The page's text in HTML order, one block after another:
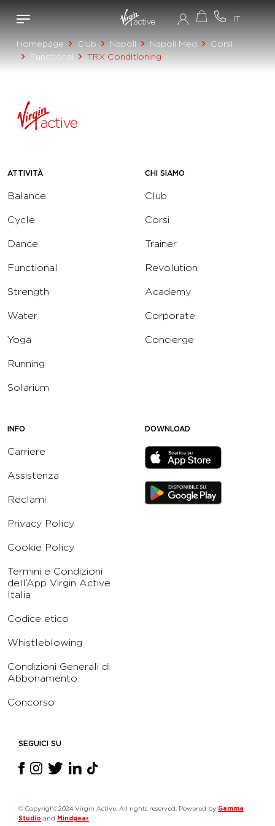
Homepage Club Napoli Napoli Med
Corsi
Functional
TRX Conditioning
ATTIVITÀ
Balance
Cycle
Dance
Functional
Strength
Water
Yoga
Running
Solarium
CHI SIAMO
Club
Corsi
Trainer
Revolution
Academy
Corporate
Concierge
INFO
Carriere
Assistenza
Reclami
Privacy Policy
Cookie Policy
Termini e Condizioni
dell’App Virgin Active
Italia
Codice etico
Whistleblowing
Condizioni Generali di
Abbonamento
Concorso
DOWNLOAD
SEGUICI SU
© Copyright 2024 Virgin Active. All rights reserved. Powered by Gamma
Studio and Mindgear